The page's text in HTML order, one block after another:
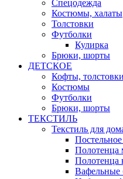
Спецодежда
Костюмы, халаты
Толстовки
Футболки
Кулирка
Брюки, шорты
ДЕТСКОЕ
Кофты, толстовки
Костюмы
Футболки
Брюки, шорты
ТЕКСТИЛЬ
Текстиль для
Постельное
Полотенца
Полотенца
Вафельные